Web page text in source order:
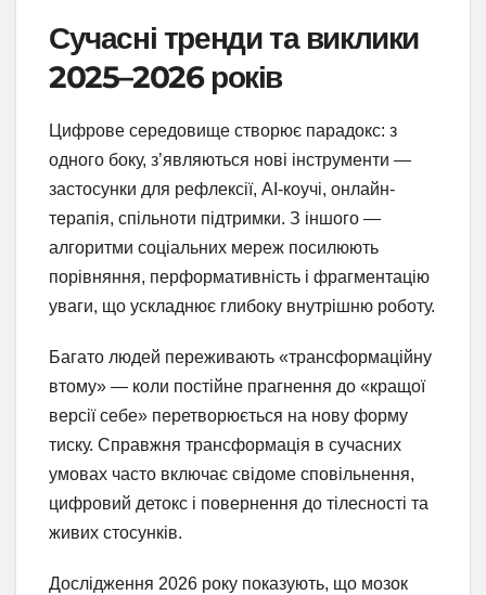
Сучасні тренди та виклики
2025–2026 років
Цифрове середовище створює парадокс: з
одного боку, з’являються нові інструменти —
застосунки для рефлексії, AI-коучі, онлайн-
терапія, спільноти підтримки. З іншого —
алгоритми соціальних мереж посилюють
порівняння, перформативність і фрагментацію
уваги, що ускладнює глибоку внутрішню роботу.
Багато людей переживають «трансформаційну
втому» — коли постійне прагнення до «кращої
версії себе» перетворюється на нову форму
тиску. Справжня трансформація в сучасних
умовах часто включає свідоме сповільнення,
цифровий детокс і повернення до тілесності та
живих стосунків.
Дослідження 2026 року показують, що мозок